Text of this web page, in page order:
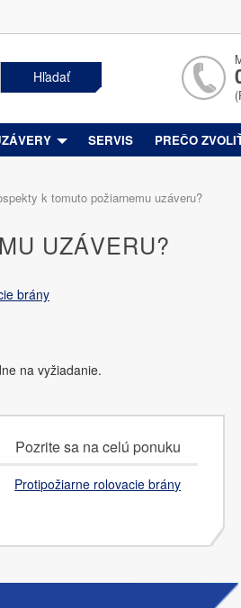
Hľadať
SERVIS PREČO
k tomuto požiarnemu uzáveru?
UZÁVERU?
brány
na vyžiadanie.
Pozrite sa na celú ponuku
Protipožiarne rolovacie brány